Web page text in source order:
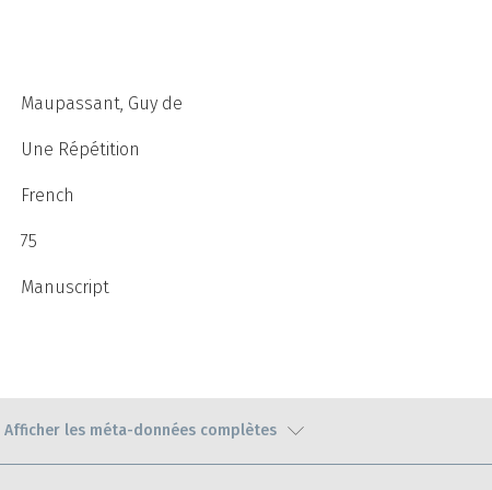
Maupassant, Guy de
Une Répétition
French
75
Manuscript
Afficher les méta-données complètes